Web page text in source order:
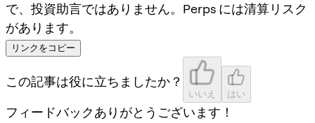
で、投資助言ではありません。Perps には清算リスク
があります。
リンクをコピー
この記事は役に立ちましたか？
いいえ はい
フィードバックありがとうございます！